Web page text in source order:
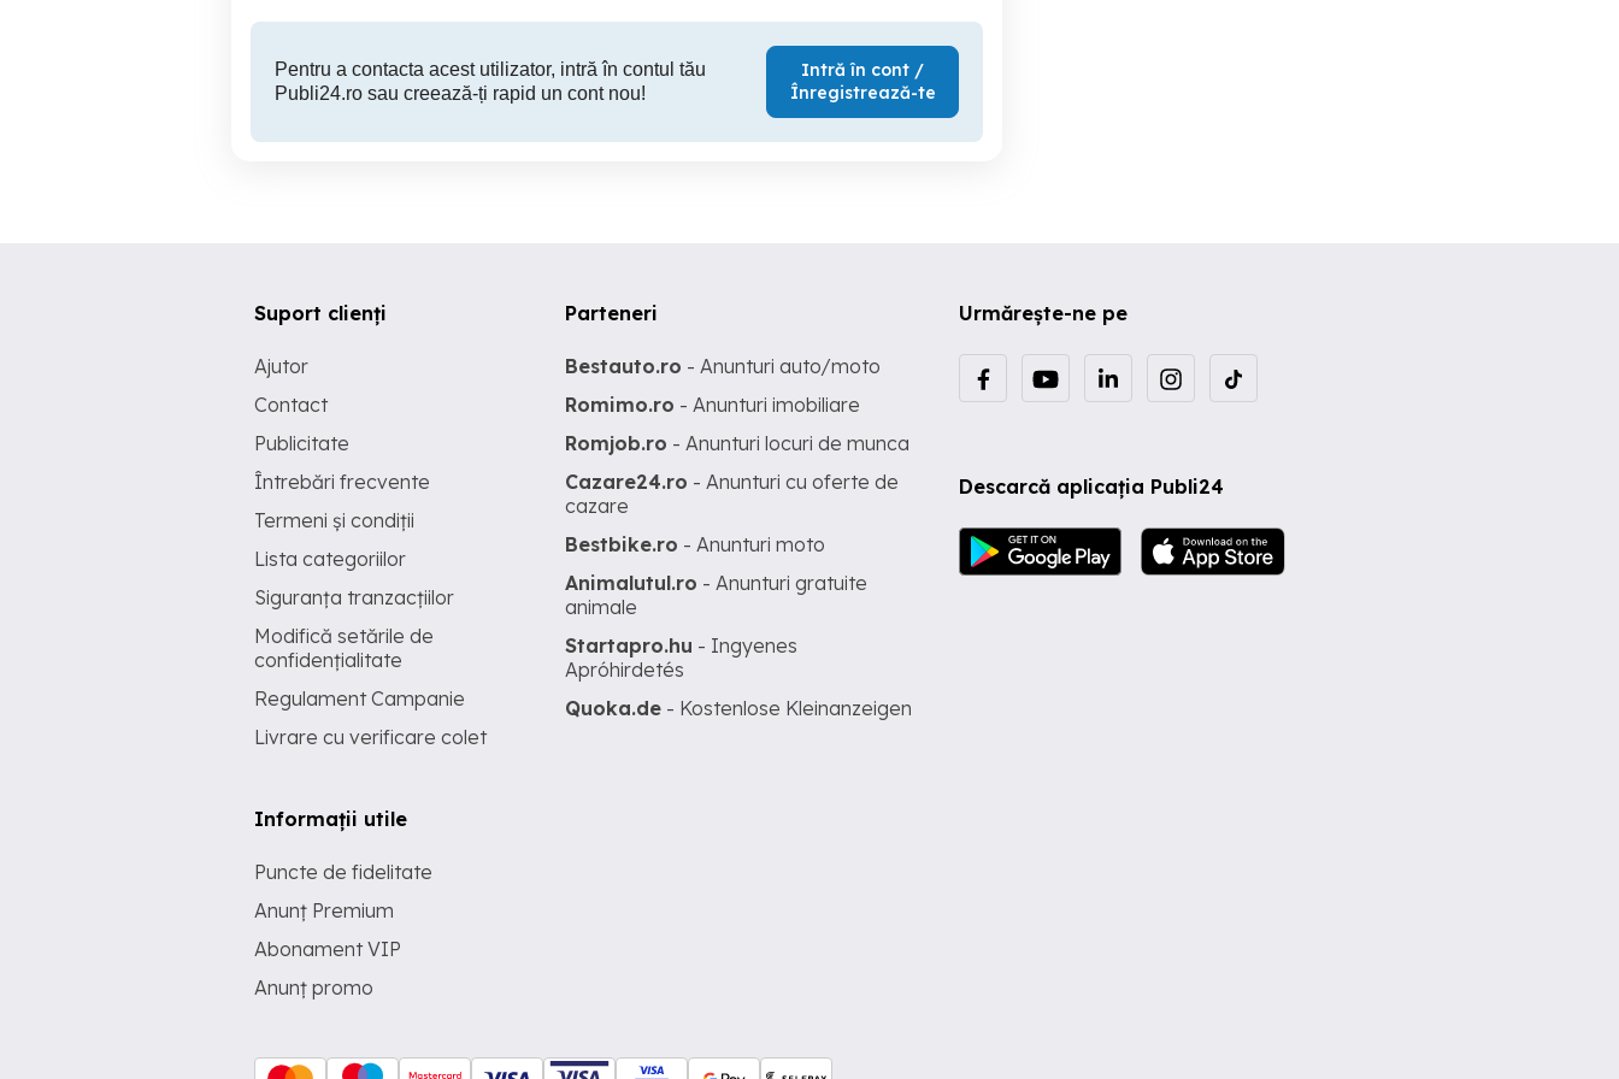
Pentru a contacta acest utilizator, intră în contul tău
Publi24.ro sau creează-ți rapid un cont nou!
Intră în cont /
Înregistrează-te
Urmărește-ne pe
Descarcă aplicația Publi24
Suport clienți
Ajutor
Contact
Publicitate
Întrebări frecvente
Termeni și condiții
Lista categoriilor
Siguranța tranzacțiilor
Modifică setările de
confidențialitate
Regulament Campanie
Livrare cu verificare colet
Informații utile
Puncte de fidelitate
Anunț Premium
Abonament VIP
Anunț promo
Parteneri
Bestauto.ro - Anunturi auto/moto
Romimo.ro - Anunturi imobiliare
Romjob.ro - Anunturi locuri de munca
Cazare24.ro - Anunturi cu oferte de
cazare
Bestbike.ro - Anunturi moto
Animalutul.ro - Anunturi gratuite
animale
Startapro.hu - Ingyenes
Apróhirdetés
Quoka.de - Kostenlose Kleinanzeigen